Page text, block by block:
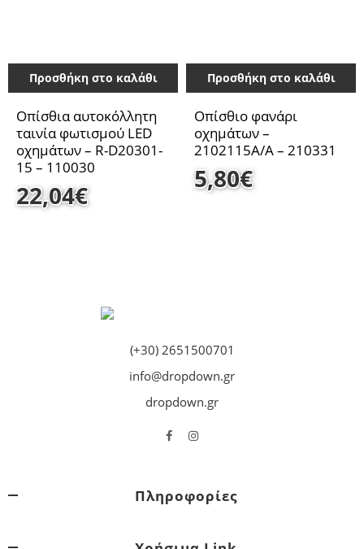
Προσθήκη στο καλάθι
Οπίσθια αυτοκόλλητη
ταινία φωτισμού LED
οχημάτων – R-D20301-
15 – 110030
22,04€
Προσθήκη στο καλάθι
Οπίσθιο φανάρι
οχημάτων –
2102115A/A – 210331
5,80€
(+30) 2651500701
info@dropdown.gr
dropdown.gr
Πληροφορίες